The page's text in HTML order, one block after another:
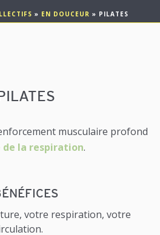
» EN DOUCEUR » PILATES
musculaire profond
de la respiration.
votre respiration, votre